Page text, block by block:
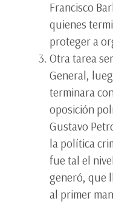
Francisco
quienes
proteger a
Otra tarea
General,
terminara
oposición
Gustavo
la política
fue tal el
generó, que
al primer